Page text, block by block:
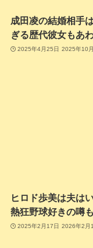
成田凌の結婚相手
ぎる歴代彼女もあ
2025年4月25日 2025年10
ヒロド歩美は夫は
熱狂野球好きの噂も
2025年2月17日 2026年2月